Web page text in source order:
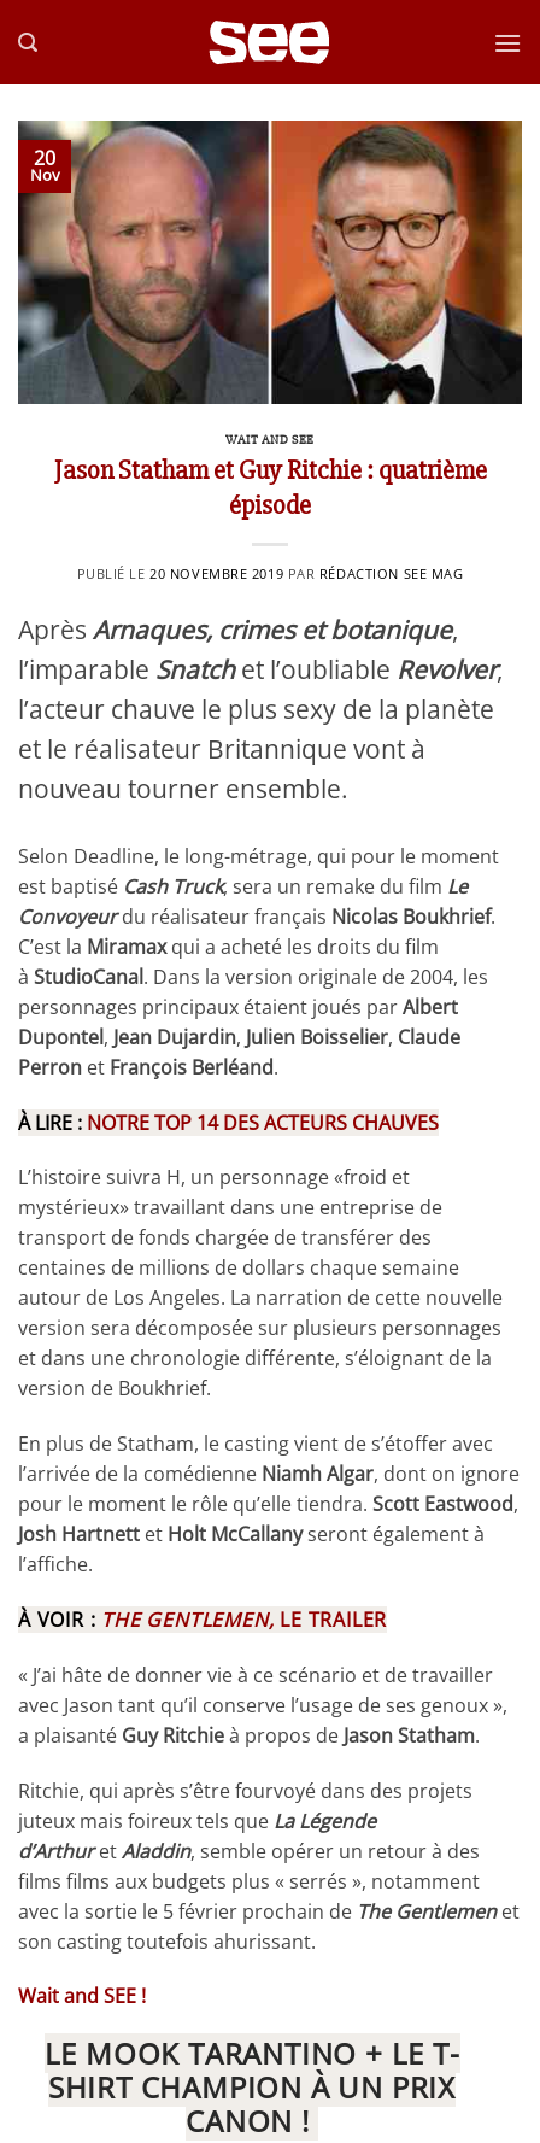
au
20
Nov
WAIT AND SEE
Jason Statham et Guy Ritchie : quatrième
épisode
PUBLIÉ LE 20 NOVEMBRE 2019 PAR RÉDACTION SEE MAG
Après Arnaques, crimes et botanique,
l’imparable Snatchet l’oubliable Revolver,
l’acteur chauve le plus sexy de la planète
et le réalisateur Britannique vont à
nouveau tourner ensemble.
Selon Deadline, le long-métrage, qui pour le moment
est baptisé Cash Truck, sera un remake du film Le
Convoyeurdu réalisateur français Nicolas Boukhrief.
C’est la Miramaxqui a acheté les droits du film
à StudioCanal. Dans la version originale de 2004, les
personnages principaux étaient joués parAlbert
Dupontel, Jean Dujardin, Julien Boisselier, Claude
Perron et François Berléand.
À LIRE : NOTRE TOP 14 DES ACTEURS CHAUVES
L’histoire suivra H, un personnage «froid et
mystérieux» travaillant dans une entreprise de
transport de fonds chargée de transférer des
centaines de millions de dollars chaque semaine
autour de Los Angeles. La narration de cette nouvelle
version sera décomposée sur plusieurs personnages
et dans une chronologie différente, s’éloignant de la
version de Boukhrief.
En plus de Statham, le casting vient de s’étoffer avec
l’arrivée de la comédienne Niamh Algar, dont on ignore
pour le moment le rôle qu’elle tiendra. Scott Eastwood,
Josh Hartnett et Holt McCallanyseront également à
l’affiche.
À VOIR : THE GENTLEMEN, LE TRAILER
« J’ai hâte de donner vie à ce scénario et de travailler
avec Jason tant qu’il conserve l’usage de ses genoux »,
a plaisanté Guy Ritchieà propos de Jason Statham.
Ritchie, qui après s’être fourvoyé dans des projets
juteux mais foireux tels que La Légende
d’ArthuretAladdin, semble opérer un retour à des
films films aux budgets plus « serrés », notamment
avec la sortie le 5 février prochain de The Gentlemenet
son casting toutefois ahurissant.
Wait and SEE !
LE MOOK TARANTINO + LE T-
SHIRT CHAMPION À UN PRIX
CANON !